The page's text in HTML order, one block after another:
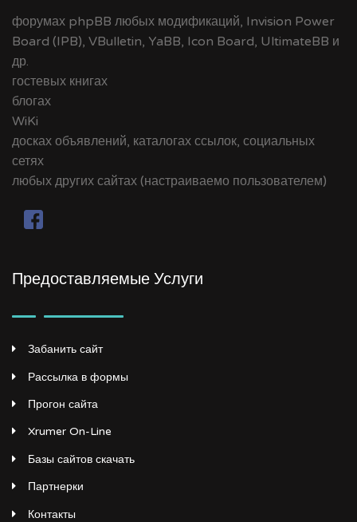
форумах phpBB любых модификаций, Invision Power
Board (IPB), VBulletin, YaBB, Icon Board, UltimateBB и
др.
гостевых книгах
блогах
WiKi
досках объявлений, каталогах ссылок, социальных
сетях
любых других сайтах (настраиваемо пользователем)
Предоставляемые Услуги
Забанить сайт
Рассылка в формы
Прогон сайта
Xrumer On-Line
Базы сайтов скачать
Партнерки
Контакты